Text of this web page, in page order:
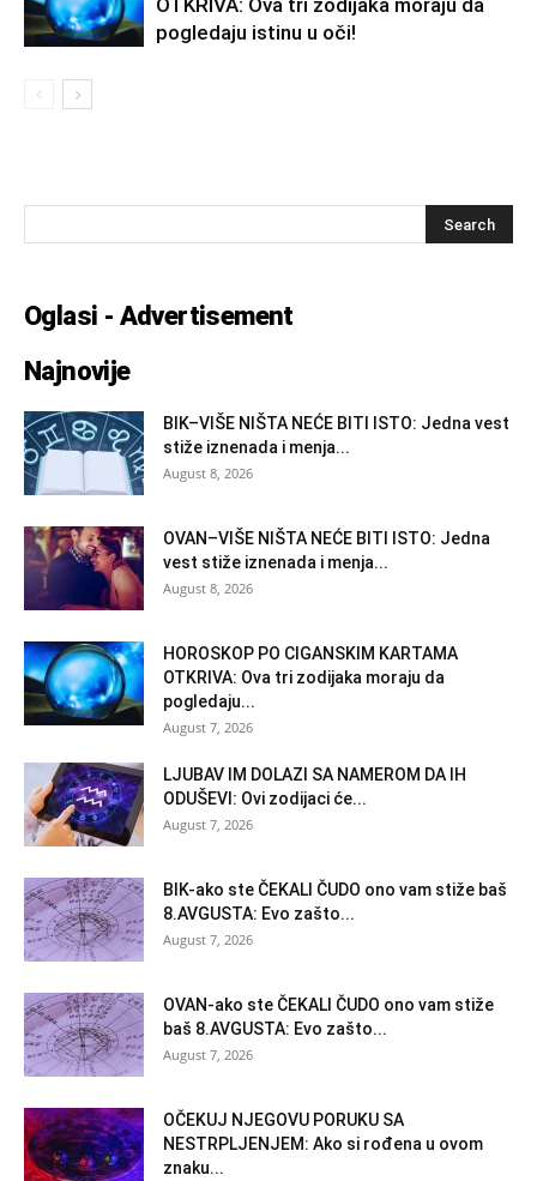
pogledaju istinu u oči!
Oglasi - Advertisement
Najnovije
BIK–VIŠE NIŠTA NEĆE BITI ISTO: Jedna vest
stiže iznenada i menja...
August 8, 2026
OVAN–VIŠE NIŠTA NEĆE BITI ISTO: Jedna
vest stiže iznenada i menja...
August 8, 2026
HOROSKOP PO CIGANSKIM KARTAMA
OTKRIVA: Ova tri zodijaka moraju da
pogledaju...
August 7, 2026
LJUBAV IM DOLAZI SA NAMEROM DA IH
ODUŠEVI: Ovi zodijaci će...
August 7, 2026
BIK-ako ste ČEKALI ČUDO ono vam stiže baš
8.AVGUSTA: Evo zašto...
August 7, 2026
OVAN-ako ste ČEKALI ČUDO ono vam stiže
baš 8.AVGUSTA: Evo zašto...
August 7, 2026
OČEKUJ NJEGOVU PORUKU SA
NESTRPLJENJEM: Ako si rođena u ovom
znaku...